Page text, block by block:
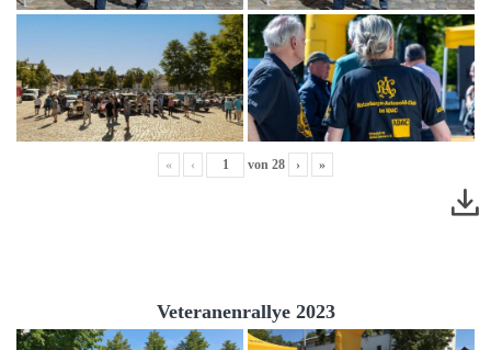
« ‹ von 28 › »
Veteranenrallye 2023